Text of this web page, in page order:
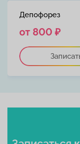
Депофорез
от 800 ₽